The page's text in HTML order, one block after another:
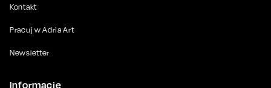
Kontakt
Pracuj w Adria Art
Newsletter
Informacje